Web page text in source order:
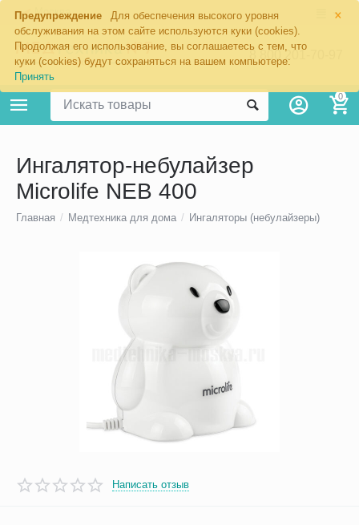
×
Предупреждение
Для обеспечения высокого уровня
обслуживания на этом сайте используются куки (cookies).
Продолжая его использование, вы соглашаетесь с тем, что
куки (cookies) будут сохраняться на вашем компьютере:
Принять
Москва
8 800 201-70-97
0
Ингалятор-небулайзер
Microlife NEB 400
Главная / Медтехника для дома / Ингаляторы (небулайзеры)
Написать отзыв